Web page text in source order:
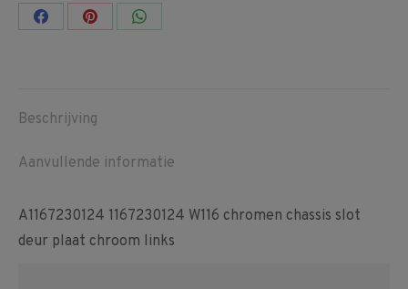
links
aantalShare Share Share
Beschrijving
Aanvullende informatie
A1167230124 1167230124 W116 chromen chassis slot
deur plaat chroom links